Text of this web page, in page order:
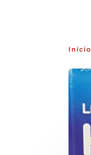
Inicio